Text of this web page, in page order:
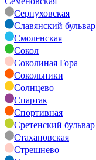
Серпуховская
Славянский бульвар
Смоленская
Сокол
Соколиная Гора
Сокольники
Солнцево
Спартак
Спортивная
Сретенский бульвар
Стахановская
Стрешнево